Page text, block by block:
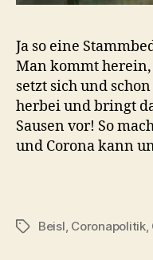
Ja so eine
Man kommt
setzt sich und
herbei und bringt
Sausen vor! So
und Corona kann
TagsBeisl, Coronapolitik,